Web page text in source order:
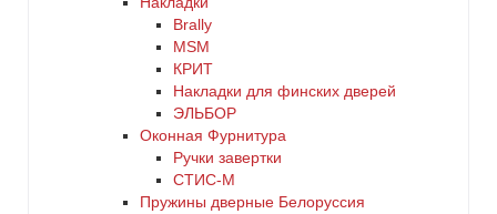
Brally
MSM
КРИТ
Накладки для финских дверей
ЭЛЬБОР
Оконная Фурнитура
Ручки завертки
СТИС-М
Пружины дверные Белоруссия